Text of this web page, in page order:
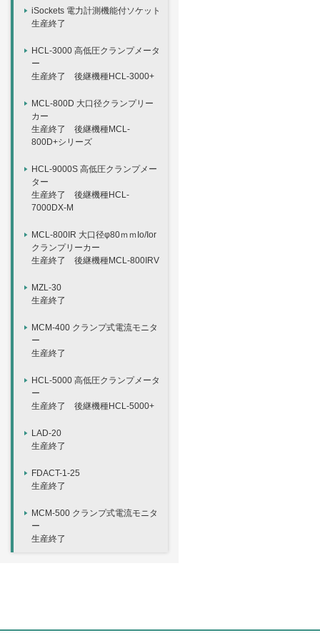
iSockets 電力計測機能付ソケット
生産終了
HCL-3000 高低圧クランプメータ
ー
生産終了 後継機種HCL-3000+
MCL-800D 大口径クランプリー
カー
生産終了 後継機種MCL-
800D+シリーズ
HCL-9000S 高低圧クランプメー
ター
生産終了 後継機種HCL-
7000DX-M
MCL-800IR 大口径φ80ｍｍIo/Ior
クランプリーカー
生産終了 後継機種MCL-800IRV
MZL-30
生産終了
MCM-400 クランプ式電流モニタ
ー
生産終了
HCL-5000 高低圧クランプメータ
ー
生産終了 後継機種HCL-5000+
LAD-20
生産終了
FDACT-1-25
生産終了
MCM-500 クランプ式電流モニタ
ー
生産終了